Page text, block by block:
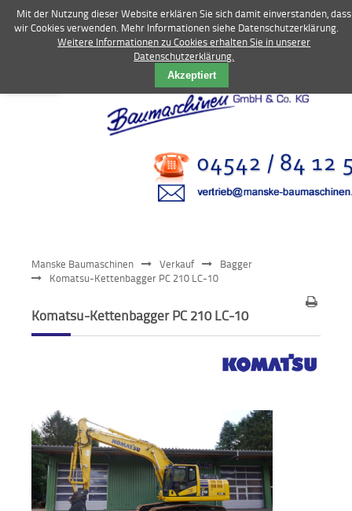
Bagger
Kommunaltechnik
Anbaugeräte
Bagger
Radlader
Fahrzeuge
Manske Baumaschinen Verkauf
Bagger
Komatsu-Kettenbagger PC 210 LC-10
Komatsu-Kettenbagger PC 210 LC-10
Mit der Nutzung dieser Website erklären Sie sich damit einverstanden, dass
wir Cookies verwenden. Mehr Informationen siehe Datenschutzerklärung.
Weitere Informationen zu Cookies erhalten Sie in unserer
Datenschutzerklärung.
Akzeptiert